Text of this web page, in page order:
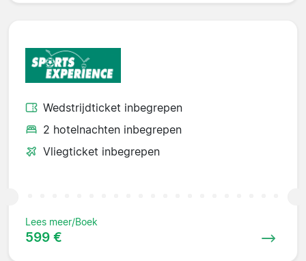
Wedstrijdticket inbegrepen
2 hotelnachten inbegrepen
Vliegticket inbegrepen
Lees meer/Boek
599 €